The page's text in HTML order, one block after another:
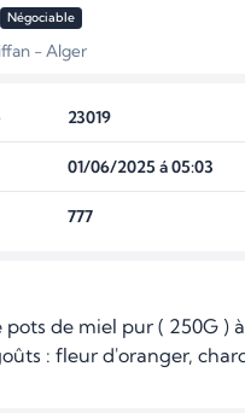
Négociable
- Alger
23019
01/06/2025 á 05:03
777
de miel pur ( 250G ) à
: fleur d'oranger,